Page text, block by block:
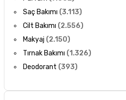
Saç Bakımı (3.113)
Cilt Bakımı (2.556)
Makyaj (2.150)
Tırnak Bakımı (1.326)
Deodorant (393)